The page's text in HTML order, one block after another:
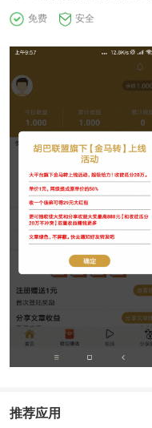
免费 安全
推荐应用